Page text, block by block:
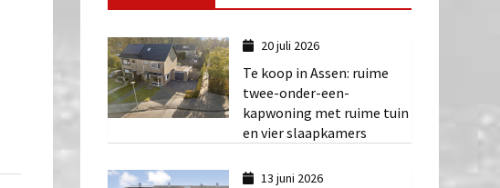
20 juli 2026
Te koop in Assen: ruime
twee-onder-een-
kapwoning met ruime tuin
en vier slaapkamers
13 juni 2026